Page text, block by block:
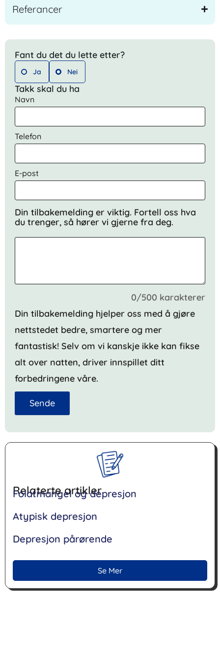
Referancer
Fant du det du lette etter?
Ja Nei
Takk skal du ha
Navn
Telefon
E-post
Din tilbakemelding er viktig. Fortell oss hva
du trenger, så hører vi gjerne fra deg.
0/500 karakterer
Din tilbakemelding hjelper oss med å gjøre
nettstedet bedre, smartere og mer
fantastisk! Selv om vi kanskje ikke kan fikse
alt over natten, driver innspillet ditt
forbedringene våre.
Sende
Relaterte artikler
Folatmangel og depresjon
Atypisk depresjon
Depresjon pårørende
Se Mer